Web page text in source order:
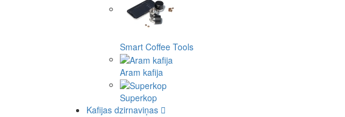
Smart Coffee Tools
Aram kafija
Superkop
Kafijas dzirnaviņas